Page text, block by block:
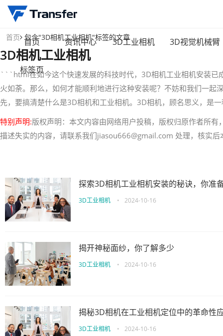
首页 资讯中心 3D工业相机 3D视觉机械臂
标签页
首页 包含"3D相机工业相机"标签的文章
3D相机工业相机
```html在如今这个快速发展的科技时代，3D相机工业相机安装已
火如荼。那么，如何才能顺利地进行这种安装呢？不妨和我们一
先，要搞清楚什么是3D相机和工业相机。3D相机，顾名思义，是
特别声明:版权声明：本文内容由网络用户投稿，版权归原作者所
描述失实的内容，请联系我们jiasou666@gmail.com 处理，核实
探索3D相机工业相机安装的秘诀，你准
3D工业相机 • 2024-10-16
揭开神秘面纱，你了解多少
3D工业相机 • 2024-10-16
揭秘3D相机在工业相机定位中的革命性
3D工业相机 • 2024-10-16